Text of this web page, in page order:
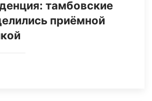
тамбовские
приёмной